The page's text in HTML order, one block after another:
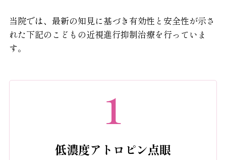
当院では、最新の知見に基づき有効性と安全性が示さ
れた下記のこどもの近視進行抑制治療を行っていま
す。
1
低濃度アトロピン点眼